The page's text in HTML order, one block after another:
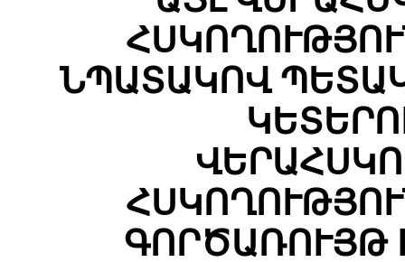
ՆՊԱՏԱԿՈՎ
ԳՈՐԾԱՌՈՒՅԹ